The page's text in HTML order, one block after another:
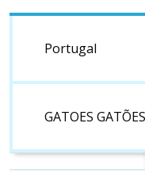
Portugal
GATOES GATÕES